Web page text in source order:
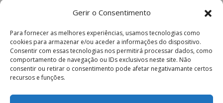
Gerir o Consentimento
Para fornecer as melhores experiências, usamos tecnologias como
cookies para armazenar e/ou aceder a informações do dispositivo.
Consentir com essas tecnologias nos permitirá processar dados, como
comportamento de navegação ou IDs exclusivos neste site. Não
consentir ou retirar o consentimento pode afetar negativamante certos
recursos e funções.